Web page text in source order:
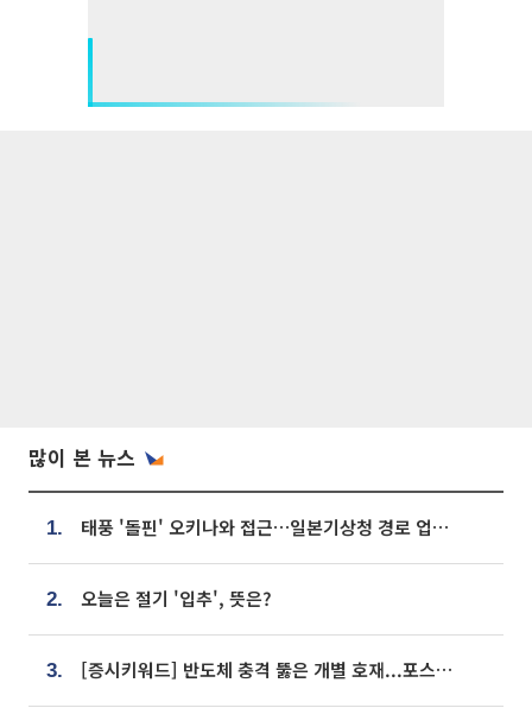
많이 본 뉴스
1. 태풍 '돌핀' 오키나와 접근…일본기상청 경로 업데이트
2. 오늘은 절기 '입추', 뜻은?
3. [증시키워드] 반도체 충격 뚫은 개별 호재...포스코퓨처엠·에코프로·한화솔루션 '눈길'